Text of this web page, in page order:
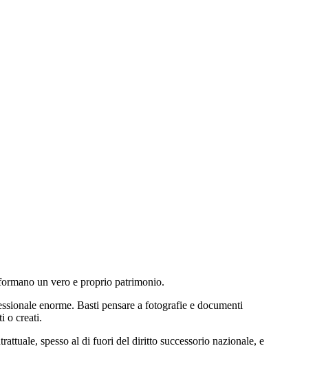
un vero e proprio patrimonio.
enorme. Basti pensare a fotografie e documenti
o creati.
spesso al di fuori del diritto successorio nazionale, e